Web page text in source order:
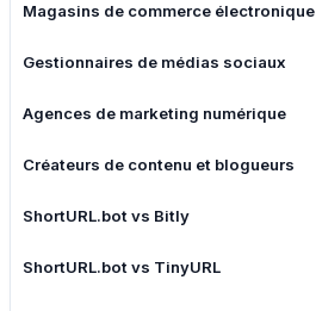
Magasins de commerce électronique
Gestionnaires de médias sociaux
Agences de marketing numérique
Créateurs de contenu et blogueurs
ShortURL.bot vs Bitly
ShortURL.bot vs TinyURL